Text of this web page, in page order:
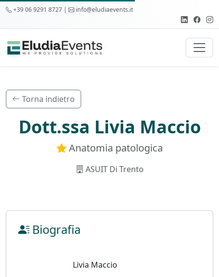
+39 06 9291 8727 | info@eludiaevents.it
Torna indietro
Dott.ssa Livia Maccio
Anatomia patologica
ASUIT Di Trento
Biografia
                            Livia Maccio